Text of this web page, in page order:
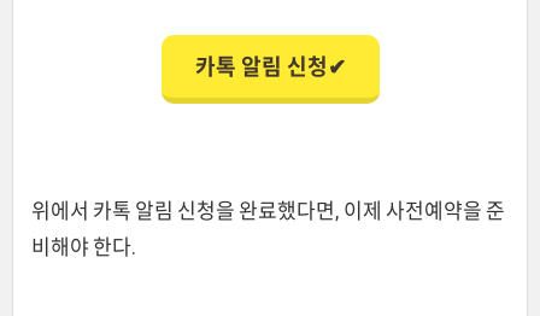
카톡 알림 신청✔
위에서 카톡 알림 신청을 완료했다면, 이제 사전예약을 준
비해야 한다.